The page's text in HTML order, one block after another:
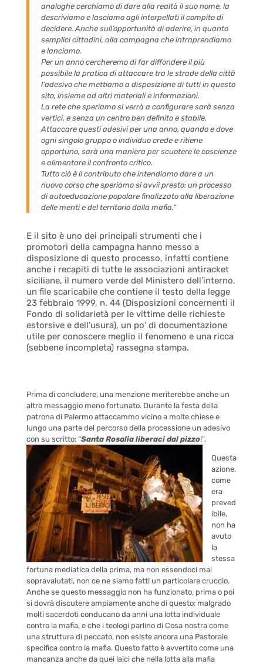
analoghe cerchiamo di dare alla realtà il suo nome, la
descriviamo e lasciamo agli interpellati il compito di
decidere. Anche sull’opportunità di aderire, in quanto
semplici cittadini, alla campagna che intraprendiamo
e lanciamo.
Per un anno cercheremo di far diffondere il più
possibile la pratica di attaccare tra le strade della città
l’adesivo che mettiamo a disposizione di tutti in questo
sito, insieme ad altri materiali e informazioni.
La rete che speriamo si verrà a configurare sarà senza
vertici, e senza un centro ben definito e stabile.
Attaccare questi adesivi per una anno, quando e dove
ogni singolo gruppo o individuo crede e ritiene
opportuno, sarà una maniera per scuotere le coscienze
e alimentare il confronto critico.
Tutto ciò è il contributo che intendiamo dare a un
nuovo corso che speriamo si avvii presto: un processo
di autoeducazione popolare finalizzato alla liberazione
delle menti e del territorio dalla mafia.”
E il sito è uno dei principali strumenti che i
promotori della campagna hanno messo a
disposizione di questo processo, infatti contiene
anche i recapiti di tutte le associazioni antiracket
siciliane, il numero verde del Ministero dell’interno,
un file scaricabile che contiene il testo della legge
23 febbraio 1999, n. 44 (Disposizioni concernenti il
Fondo di solidarietà per le vittime delle richieste
estorsive e dell’usura), un po’ di documentazione
utile per conoscere meglio il fenomeno e una ricca
(sebbene incompleta) rassegna stampa.
Prima di concludere, una menzione meriterebbe anche un
altro messaggio meno fortunato. Durante la festa della
patrona di Palermo attaccammo vicino a molte chiese e
lungo una parte del percorso della processione un adesivo
con su scritto: “Santa Rosalia liberaci dal pizzo!”.
Questa
azione,
come
era
preved
ibile,
non ha
avuto
la
stessa
fortuna mediatica della prima, ma non essendoci mai
sopravalutati, non ce ne siamofatti un particolare cruccio.
Anche se questo messaggio non ha funzionato, prima o poi
si dovrà discutere ampiamente anche di questo: malgrado
molti sacerdoti conducano da anni una lotta individuale
contro la mafia, e che i teologi parlino di Cosa nostra come
una struttura di peccato, non esiste ancora una Pastorale
specifica contro la mafia. Questo fatto è avvertito come una
mancanza anche da quei laici che nella lotta alla mafia